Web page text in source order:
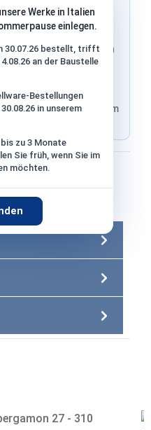
Werke in Italien
einlegen.
30.07.26 bestellt, trifft
an der Baustelle
Bestellungen
in unserem
zu 3 Monate
Sie früh, wenn Sie im
möchten.
PayPal übernommen
wird im finalen Schritt im
mit
−2% Skonto